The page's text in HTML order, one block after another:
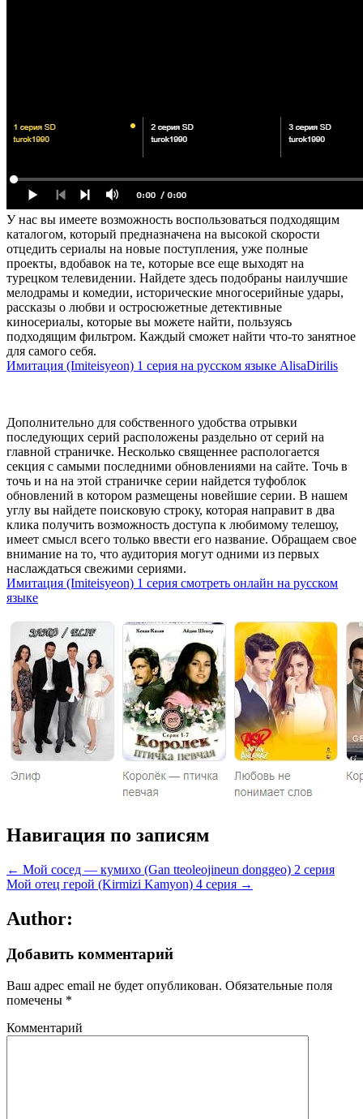
У нас вы имеете возможность воспользоваться подходящим
каталогом, который предназначена на высокой скорости
отцедить сериалы на новые поступления, уже полные
проекты, вдобавок на те, которые все еще выходят на
турецком телевидении. Найдете здесь подобраны наилучшие
мелодрамы и комедии, исторические многосерийные удары,
рассказы о любви и остросюжетные детективные
киносериалы, которые вы можете найти, пользуясь
подходящим фильтром. Каждый сможет найти что-то занятное
для самого себя.
Имитация (Imiteisyeon) 1 серия на русском языке AlisaDirilis
Дополнительно для собственного удобства отрывки
последующих серий расположены раздельно от серий на
главной страничке. Несколько священнее распологается
секция с самыми последними обновлениями на сайте. Точь в
точь и на на этой страничке серии найдется туфоблок
обновлений в котором размещены новейшие серии. В нашем
углу вы найдете поисковую строку, которая направит в два
клика получить возможность доступа к любимому телешоу,
имеет смысл всего только ввести его название. Обращаем свое
внимание на то, что аудитория могут одними из первых
наслаждаться свежими сериями.
Имитация (Imiteisyeon) 1 серия cмотреть онлайн на русском
языке
Навигация по записям
← Мой сосед — кумихо (Gan tteoleojineun donggeo) 2 серия
Мой отец герой (Kirmizi Kamyon) 4 серия →
Author:
Добавить комментарий
Ваш адрес email не будет опубликован. Обязательные поля
помечены *
Комментарий